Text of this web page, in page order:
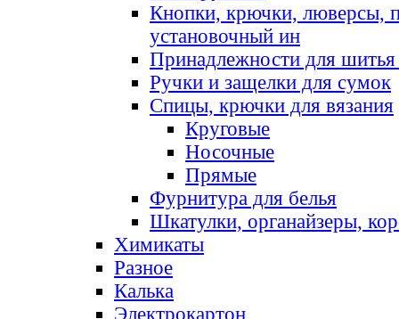
Кнопки, крючки, люверсы,
установочный ин
Принадлежности для шитья
Ручки и защелки для сумок
Спицы, крючки для вязания
Круговые
Носочные
Прямые
Фурнитура для белья
Шкатулки, органайзеры,
Химикаты
Разное
Калька
Электрокартон